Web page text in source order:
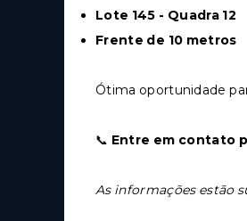
Lote 145 - Quadra 12
Frente de 10 metros
Ótima oportunidade
📞 Entre em contato
As informações estão